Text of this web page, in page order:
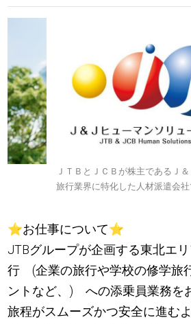
ＪＴＢとＪＣＢが株主であるＪ
旅行業界に特化した人材派遣会社
⭐お仕事について⭐
JTBグループが企画する東北エ
行 (企業の旅行や学校の修学旅
ントなど、) への添乗員業務を
旅程がスムーズかつ安全に進む